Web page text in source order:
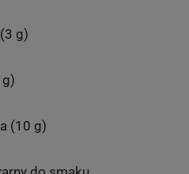
g)
g)
(10 g)